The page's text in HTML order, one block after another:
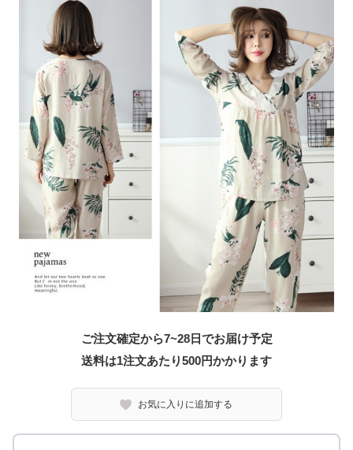
ご注文確定から7~28日でお届け予定
送料は1注文あたり500円かかります
お気に入りに追加する